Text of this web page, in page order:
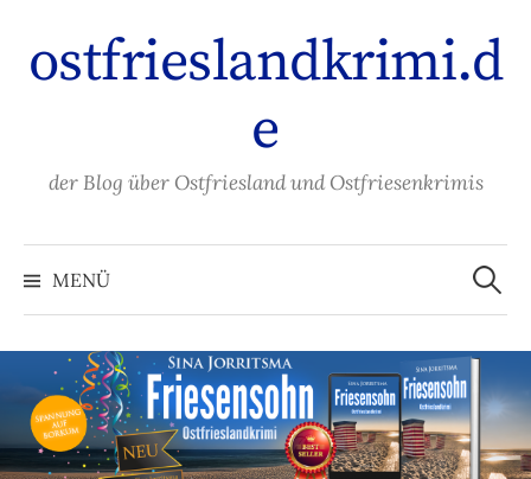
Inhalt
überspringen
ostfrieslandkrimi.d
e
der Blog über Ostfriesland und Ostfriesenkrimis
MENÜ
Suchen
nach: